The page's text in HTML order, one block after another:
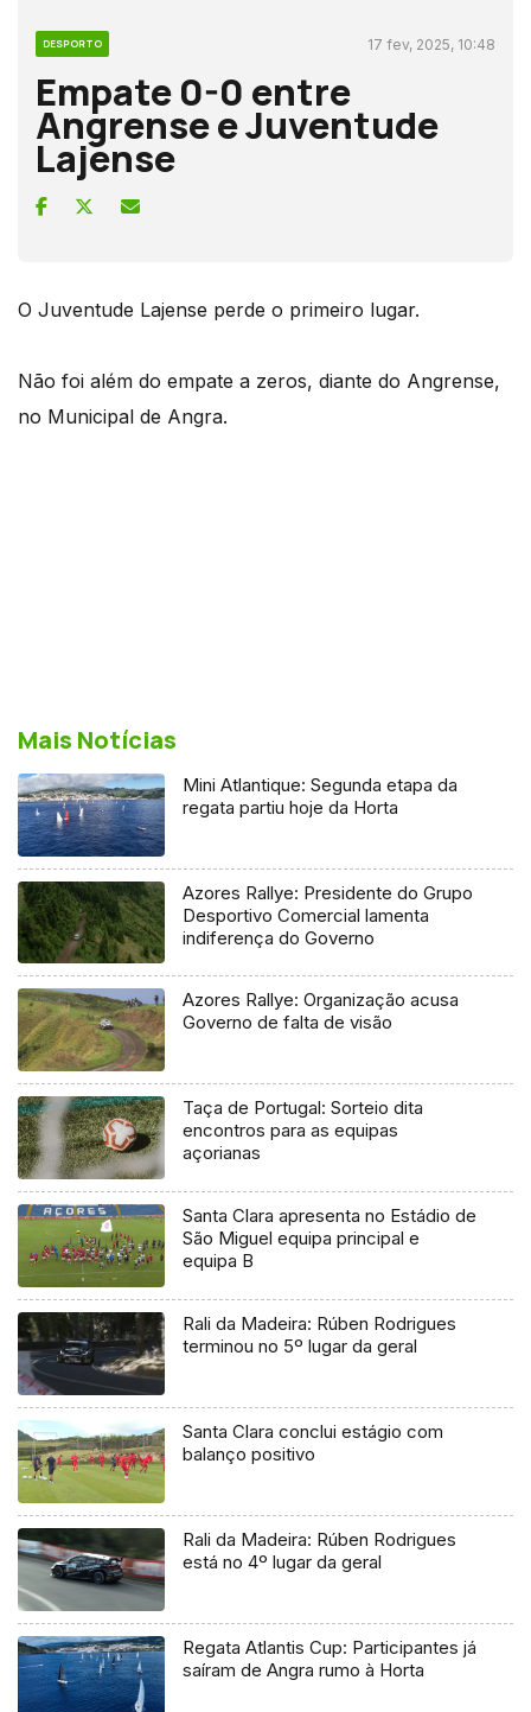
DESPORTO 17 fev, 2025, 10:48
Empate 0-0 entre
Angrense e Juventude
Lajense
O Juventude Lajense perde o primeiro lugar.
Não foi além do empate a zeros, diante do Angrense,
no Municipal de Angra.
Mais Notícias
Mini Atlantique: Segunda etapa da
regata partiu hoje da Horta
Azores Rallye: Presidente do Grupo
Desportivo Comercial lamenta
indiferença do Governo
Azores Rallye: Organização acusa
Governo de falta de visão
Taça de Portugal: Sorteio dita
encontros para as equipas
açorianas
Santa Clara apresenta no Estádio de
São Miguel equipa principal e
equipa B
Rali da Madeira: Rúben Rodrigues
terminou no 5º lugar da geral
Santa Clara conclui estágio com
balanço positivo
Rali da Madeira: Rúben Rodrigues
está no 4º lugar da geral
Regata Atlantis Cup: Participantes já
saíram de Angra rumo à Horta